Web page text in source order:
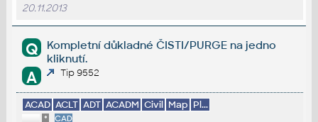
20.11.2013
Q
Kompletní důkladné ČISTI/PURGE na jedno
kliknutí.
A Tip 9552
ACAD ACLT ADT ACADM Civil Map Pl...
* CAD